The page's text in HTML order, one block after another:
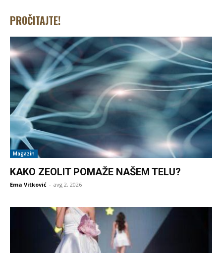
PROČITAJTE!
Magazin
KAKO ZEOLIT POMAŽE NAŠEM TELU?
Ema Vitković - avg 2, 2026